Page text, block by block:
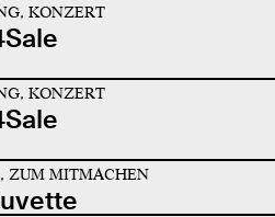
KONZERT
KONZERT
ZUM MITMACHEN